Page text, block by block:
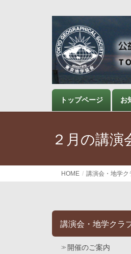
トップページ お
２月の講
HOME 講演会・地学ク
講演会・地学クラ
開催のご案内